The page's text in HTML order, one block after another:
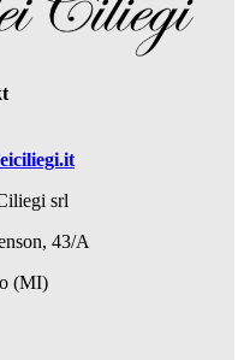
srl
43/A
(MI)